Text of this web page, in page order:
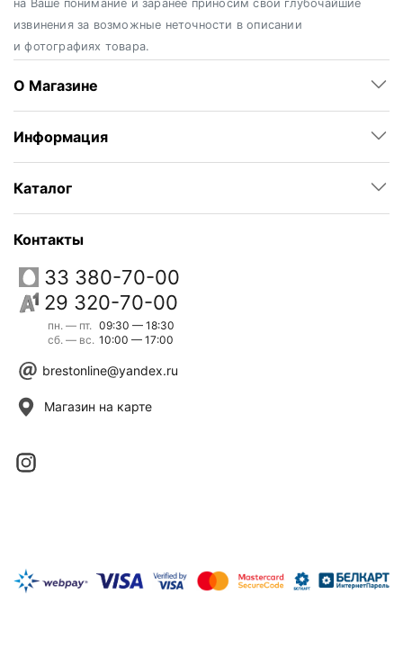
на Ваше понимание и заранее приносим свои глубочайшие
извинения за возможные неточности в описании
и фотографиях товара.
О Магазине
Информация
Каталог
Контакты
33 380-70-00
29 320-70-00
пн. — пт.
сб. — вс.
09:30 — 18:30
10:00 — 17:00
brestonline@yandex.ru
Магазин на карте